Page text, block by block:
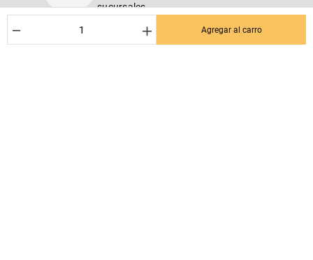
＋
－ Agregar al carro
sucursales.